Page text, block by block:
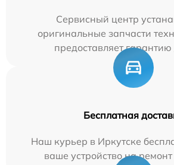
Сервисный центр
оригинальные запчасти
предоставляет гарантию
Бесплатная
Наш курьер в Иркутске
ваше устройство на